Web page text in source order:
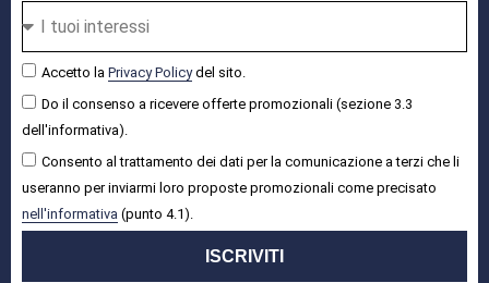
Accetto la Privacy Policydel sito.
Do il consenso a ricevere offerte promozionali (sezione 3.3
dell'informativa).
Consento al trattamento dei dati per la comunicazione a terzi che li
useranno per inviarmi loro proposte promozionali come precisato
nell'informativa (punto 4.1).
ISCRIVITI